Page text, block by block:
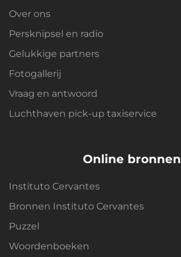
Over ons
Persknipsel en radio
Gelukkige partners
Fotogallerij
Vraag en antwoord
Luchthaven pick-up taxiservice
Online bronnen
Instituto Cervantes
Bronnen Instituto Cervantes
Puzzel
Woordenboeken